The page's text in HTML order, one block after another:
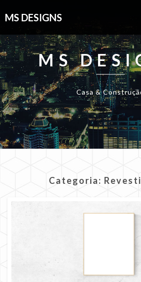
MS DESIGNS
MS
Casa &
Categoria: